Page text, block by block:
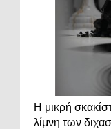
Η μικρή
λίμνη των